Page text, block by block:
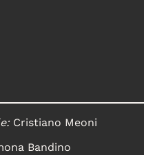
Cristiano Meoni
Bandino